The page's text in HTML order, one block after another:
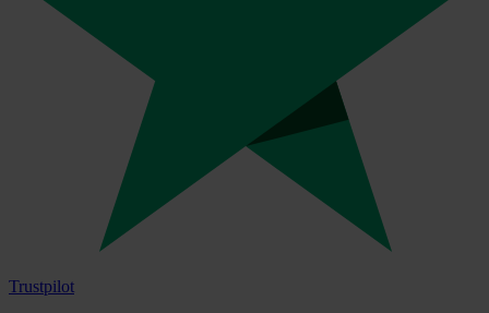
Trustpilot